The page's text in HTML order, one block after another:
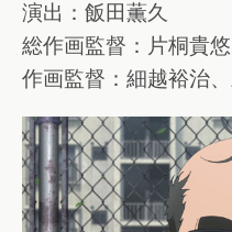
演出：飯田薫久
総作画監督：片桐貴悠
作画監督：細越裕治